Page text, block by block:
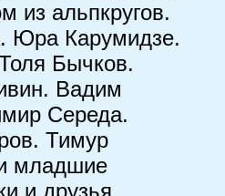
из альпкругов.
Юра Карумидзе.
Бычков.
Вадим
Середа.
Тимур
младшие